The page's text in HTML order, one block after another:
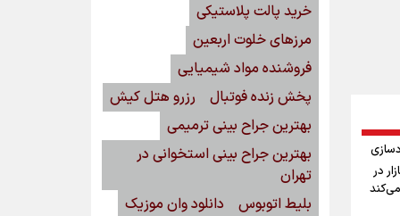
بازار در
خرید پالت پلاستیکی
مرزهای خلوت اربعین
فروشنده مواد شیمیایی
پخش زنده فوتبال
رزرو هتل کیش
بهترین جراح بینی ترمیمی
بهترین جراح بینی استخوانی در
تهران
بلیط اتوبوس
دانلود وان موزیک